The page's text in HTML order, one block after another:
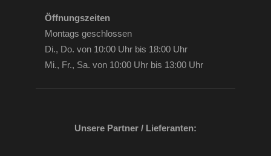
Öffnungszeiten
Montags geschlossen
Di., Do. von 10:00 Uhr bis 18:00 Uhr
Mi., Fr., Sa. von 10:00 Uhr bis 13:00 Uhr
Unsere Partner / Lieferanten: